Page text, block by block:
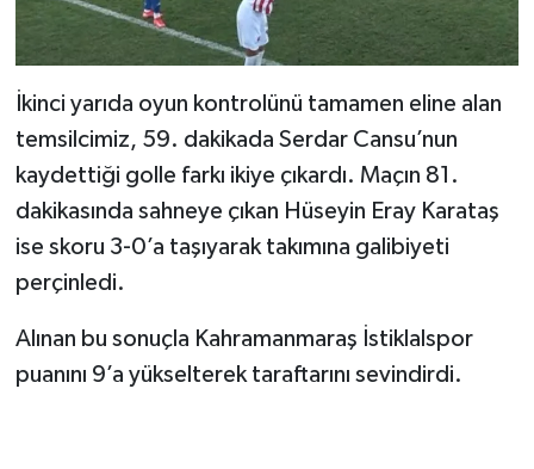
İkinci yarıda oyun kontrolünü tamamen eline alan
temsilcimiz, 59. dakikada Serdar Cansu’nun
kaydettiği golle farkı ikiye çıkardı. Maçın 81.
dakikasında sahneye çıkan Hüseyin Eray Karataş
ise skoru 3-0’a taşıyarak takımına galibiyeti
perçinledi.
Alınan bu sonuçla Kahramanmaraş İstiklalspor
puanını 9’a yükselterek taraftarını sevindirdi.
ÇEK GÖNDER
KİTAP
HEDEF2020
OTOMOBİL
MİZAH
TARİH